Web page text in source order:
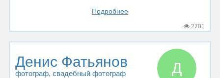
Подробнее
2701
Денис Фатьянов
фотограф, свадебный фотограф Д